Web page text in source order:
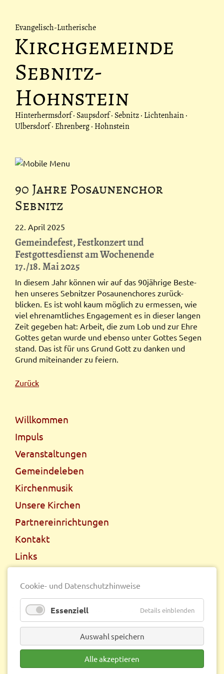
Evangelisch-Lutherische
Kirchgemeinde
Sebnitz-
Hohnstein
Hinterhermsdorf · Saupsdorf · Sebnitz · Lichtenhain ·
Ulbersdorf · Ehrenberg · Hohnstein
90 Jahre Posaunenchor
Sebnitz
22. April 2025
Gemeindefest, Festkonzert und
Festgottesdienst am Wochenende
17./18. Mai 2025
In diesem Jahr können wir auf das 90jährige Beste­
hen unseres Sebnitzer Posaunen­chores zurück­
blicken. Es ist wohl kaum mög­lich zu ermessen, wie
viel ehren­amt­liches Enga­ge­ment es in die­ser langen
Zeit gege­ben hat: Arbeit, die zum Lob und zur Ehre
Gottes getan wurde und ebenso unter Gottes Segen
stand. Das ist für uns Grund Gott zu dan­ken und
Grund mit­einan­der zu feiern.
Zurück
Navigation
Willkommen
Impuls
Veranstaltungen
Gemeindeleben
Kirchenmusik
Unsere Kirchen
Partnereinrichtungen
Kontakt
Links
© 2026 | www.kirche-sebnitz.de | Startseite|Impressum|
Datenschutz|Kontakt|Sitemap|Konzertreihe MUSIK IN
PETER-PAUL
Cookie- und Datenschutzhinweise
Essenziell Details einblenden
Auswahl speichern
Alle akzeptieren